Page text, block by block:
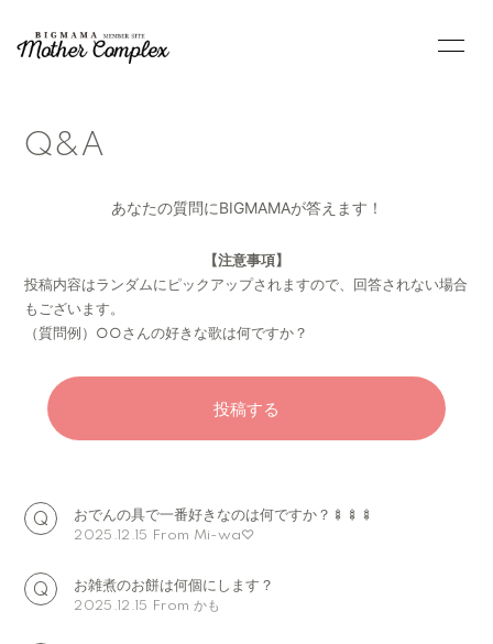
MOVIE
RADIO Q&A
↗︎BIGMAMA
Official Site
会員登録 ログイン
Q&A
あなたの質問にBIGMAMAが答えます！
【注意事項】
投稿内容はランダムにピックアップされますので、回答されない場合
もございます。
（質問例）○○さんの好きな歌は何ですか？
投稿する
おでんの具で一番好きなのは何ですか？🍢🍢🍢
2025.12.15 From Mi-wa♡
お雑煮のお餅は何個にします？
2025.12.15 From かも